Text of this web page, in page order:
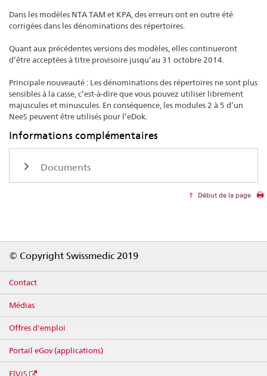
Dans les modèles NTA TAM et KPA, des erreurs ont en outre été
corrigées dans les dénominations des répertoires.
Quant aux précédentes versions des modèles, elles continueront
d’être acceptées à titre provisoire jusqu’au 31 octobre 2014.
Principale nouveauté : Les dénominations des répertoires ne sont plus
sensibles à la casse, c’est-à-dire que vous pouvez utiliser librement
majuscules et minuscules. En conséquence, les modules 2 à 5 d’un
NeeS peuvent être utilisés pour l’eDok.
Informations complémentaires
Documents
Début de la page
© Copyright Swissmedic 2019
Contact
Médias
Offres d'emploi
Portail eGov (applications)
ElViS